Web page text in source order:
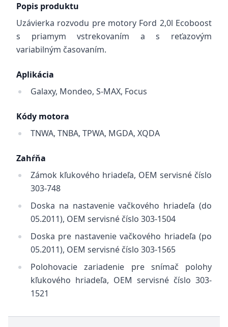
Popis produktu
Uzávierka rozvodu pre motory Ford 2,0l Ecoboost
s priamym vstrekovaním a s reťazovým
variabilným časovaním.
Aplikácia
Galaxy, Mondeo, S-MAX, Focus
Kódy motora
TNWA, TNBA, TPWA, MGDA, XQDA
Zahŕňa
Zámok kľukového hriadeľa, OEM servisné číslo
303-748
Doska na nastavenie vačkového hriadeľa (do
05.2011), OEM servisné číslo 303-1504
Doska pre nastavenie vačkového hriadeľa (po
05.2011), OEM servisné číslo 303-1565
Polohovacie zariadenie pre snímač polohy
kľukového hriadeľa, OEM servisné číslo 303-
1521